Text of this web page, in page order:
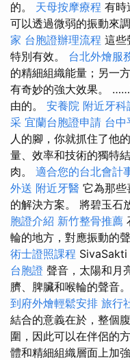
的。 天母按摩療程 有時
可以透過微弱的振動來
家 台胞證辦理流程 這些
特別有效。 台北外燴服
的精細組織能量；另一
有奇妙的強大效果。
由的。 安養院 附近牙科
采 宜蘭台胞證申請 台中
人的腳，你就抓住了他
量、效率和技術的獨特
肉。 適合您的台北會計
外送 附近牙醫 它為那些
的解決方案。 將碧玉石
胞證介紹 新竹整骨推薦
輪的地方，對應振動的
術士證照課程 SivaSakti
台胞證 聲音，太陽和月
臍、脾臟和喉輪的聲音。
到府外燴輕鬆安排 旅行
結合的意義在於，整個
圍，因此可以在伴侶的
體和精細組織層面上加